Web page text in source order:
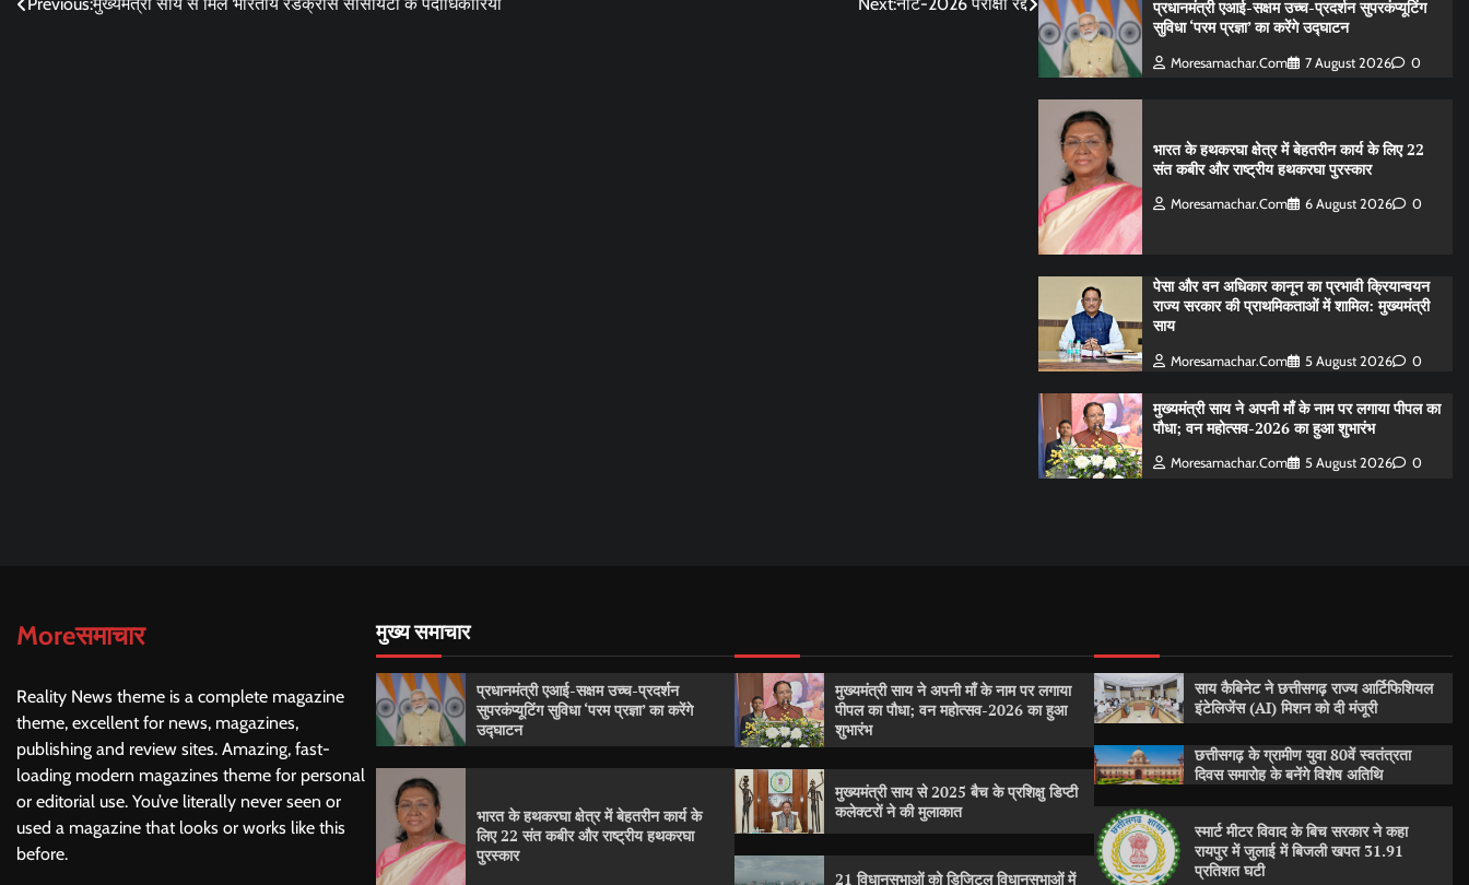
Post
प्रधानमंत्री एआई-सक्षम उच्च-प्रदर्शन सुपरकंप्यूटिंग
सुविधा ‘परम प्रज्ञा’ का करेंगे उद्घाटन
Moresamachar.com 7 August 2026 0
भारत के हथकरघा क्षेत्र में बेहतरीन कार्य के लिए 22
संत कबीर और राष्ट्रीय हथकरघा पुरस्कार
Moresamachar.com 6 August 2026 0
पेसा और वन अधिकार कानून का प्रभावी क्रियान्वयन
राज्य सरकार की प्राथमिकताओं में शामिल: मुख्यमंत्री
साय
Moresamachar.com 5 August 2026 0
मुख्यमंत्री साय ने अपनी माँ के नाम पर लगाया पीपल का
पौधा; वन महोत्सव-2026 का हुआ शुभारंभ
Moresamachar.com 5 August 2026 0
Moreसमाचार
Reality News theme is a complete magazine
theme, excellent for news, magazines,
publishing and review sites. Amazing, fast-
loading modern magazines theme for personal
or editorial use. You’ve literally never seen or
used a magazine that looks or works like this
before.
मुख्य समाचार
प्रधानमंत्री एआई-सक्षम उच्च-प्रदर्शन
सुपरकंप्यूटिंग सुविधा ‘परम प्रज्ञा’ का करेंगे
उद्घाटन
भारत के हथकरघा क्षेत्र में बेहतरीन कार्य के
लिए 22 संत कबीर और राष्ट्रीय हथकरघा
पुरस्कार
मुख्यमंत्री साय ने अपनी माँ के नाम पर लगाया
पीपल का पौधा; वन महोत्सव-2026 का हुआ
शुभारंभ
मुख्यमंत्री साय से 2025 बैच के प्रशिक्षु डिप्टी
कलेक्टरों ने की मुलाकात
21 विधानसभाओं को डिजिटल विधानसभाओं में
साय कैबिनेट ने छत्तीसगढ़ राज्य आर्टिफिशियल
इंटेलिजेंस (AI) मिशन को दी मंजूरी
छत्तीसगढ़ के ग्रामीण युवा 80वें स्वतंत्रता
दिवस समारोह के बनेंगे विशेष अतिथि
स्मार्ट मीटर विवाद के बिच सरकार ने कहा
रायपुर में जुलाई में बिजली खपत 31.91
प्रतिशत घटी